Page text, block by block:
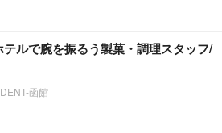
ルで腕を振るう製菓・調理スタッフ/
函館